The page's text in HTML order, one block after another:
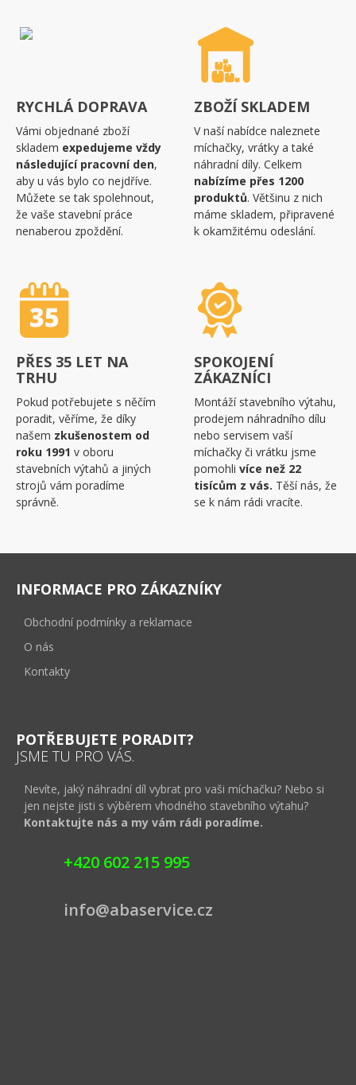
RYCHLÁ DOPRAVA
Vámi objednané zboží
skladem expedujeme vždy
následující pracovní den,
aby u vás bylo co nejdříve.
Můžete se tak spolehnout,
že vaše stavební práce
nenaberou zpoždění.
ZBOŽÍ SKLADEM
V naší nabídce naleznete
míchačky, vrátky a také
náhradní díly. Celkem
nabízíme přes 1200
produktů. Většinu z nich
máme skladem, připravené
k okamžitému odeslání.
PŘES 35 LET NA
TRHU
Pokud potřebujete s něčím
poradit, věříme, že díky
našem zkušenostem od
roku 1991 v oboru
stavebních výtahů a jiných
strojů vám poradíme
správně.
SPOKOJENÍ
ZÁKAZNÍCI
Montáží stavebního výtahu,
prodejem náhradního dílu
nebo servisem vaší
míchačky či vrátku jsme
pomohli více než 22
tisícům z vás. Těší nás, že
se k nám rádi vracíte.
INFORMACE PRO ZÁKAZNÍKY
Obchodní podmínky a reklamace
O nás
Kontakty
POTŘEBUJETE PORADIT?
JSME TU PRO VÁS.
Nevíte, jaký náhradní díl vybrat pro vaši míchačku? Nebo si
jen nejste jisti s výběrem vhodného stavebního výtahu?
Kontaktujte nás a my vám rádi poradíme.
+420 602 215 995
info@abaservice.cz